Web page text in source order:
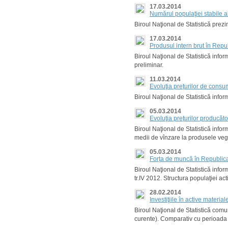
17.03.2014
Numărul populaţiei stabile
Biroul Naţional de Statistică
17.03.2014
Produsul intern brut în
Biroul Naţional de Statistică
preliminar.
11.03.2014
Evoluţia preţurilor de
Biroul Naţional de Statistică
05.03.2014
Evoluţia preţurilor
Biroul Naţional de Statistică
medii de vînzare la produsele
05.03.2014
Forţa de muncă în
Biroul Naţional de Statistică
tr.IV 2012. Structura populaţiei
28.02.2014
Investiţiile în active
Biroul Naţional de Statistică
curente). Comparativ cu